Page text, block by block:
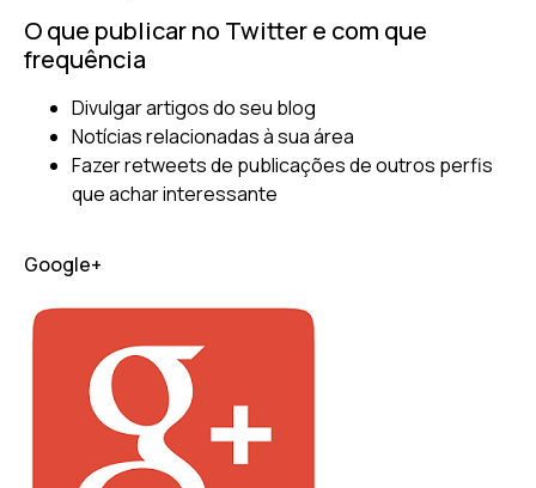
O que publicar no Twitter e com que
frequência
Divulgar artigos do seu blog
Notícias relacionadas à sua área
Fazer retweets de publicações de outros perfis
que achar interessante
Google+